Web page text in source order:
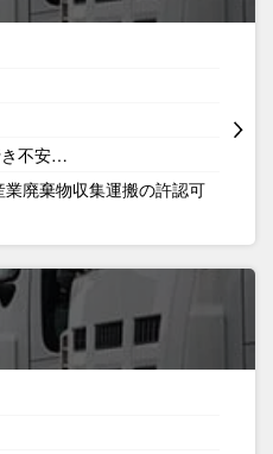
き不安…
業廃棄物収集運搬の許認可